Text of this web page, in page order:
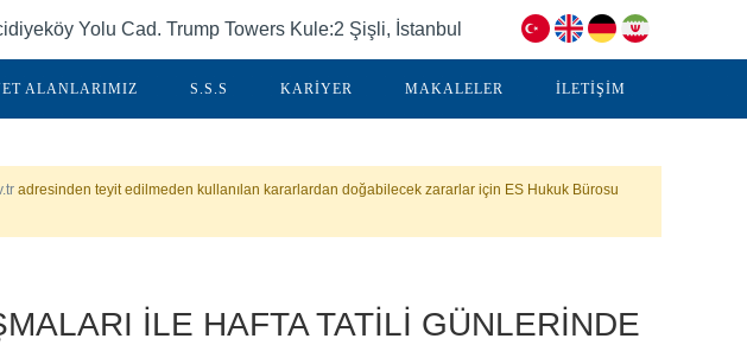
Yolu Cad. Trump Towers Kule:2 Şişli, İstanbul
ALANLARIMIZ S.S.S KARİYER MAKALELER İLETİŞİM
adresinden teyit edilmeden kullanılan kararlardan doğabilecek zararlar için ES Hukuk Bürosu
İLE HAFTA TATİLİ GÜNLERİNDE